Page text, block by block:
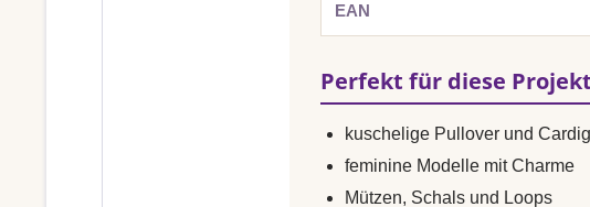
EAN
Perfekt für diese
kuschelige Pullover und
feminine Modelle mit Charme
Mützen, Schals und Loops